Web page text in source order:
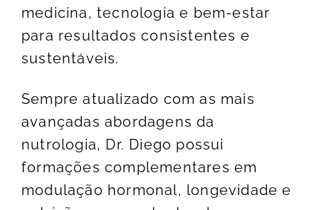
medicina, tecnologia e bem-estar
para resultados consistentes e
sustentáveis.
Sempre atualizado com as mais
avançadas abordagens da
nutrologia, Dr. Diego possui
formações complementares em
modulação hormonal, longevidade e